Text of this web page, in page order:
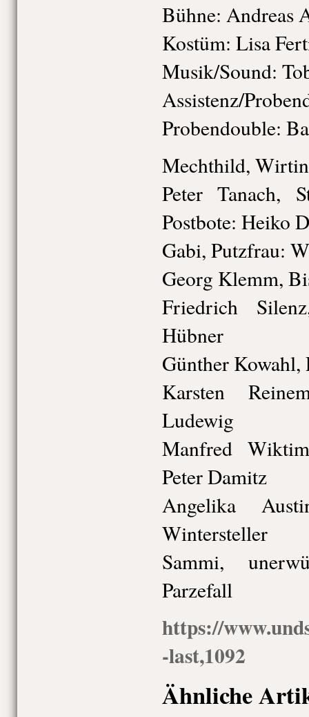
Bühne: Andreas
Kostüm: Lisa
Musik/Sound:
Assistenz/
Probendouble:
Mechthild,
Peter Tanach,
Postbote: Heiko
Gabi, Putzfrau:
Georg Klemm,
Friedrich
Hübner
Günther Kowahl,
Karsten
Ludewig
Manfred
Peter Damitz
Angelika
Wintersteller
Sammi,
Parzefall
https://
-last,1092
Ähnliche